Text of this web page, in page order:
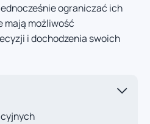
ograniczać ich
mają możliwość
i dochodzenia swoich